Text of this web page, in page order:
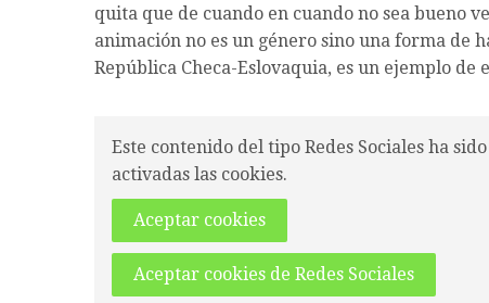
quita que de cuando en cuando no sea bueno
animación no es un género sino una forma de
República Checa-Eslovaquia, es un ejemplo de
Este contenido del tipo Redes Sociales ha
activadas las cookies.
Aceptar cookies
Aceptar cookies de Redes Sociales